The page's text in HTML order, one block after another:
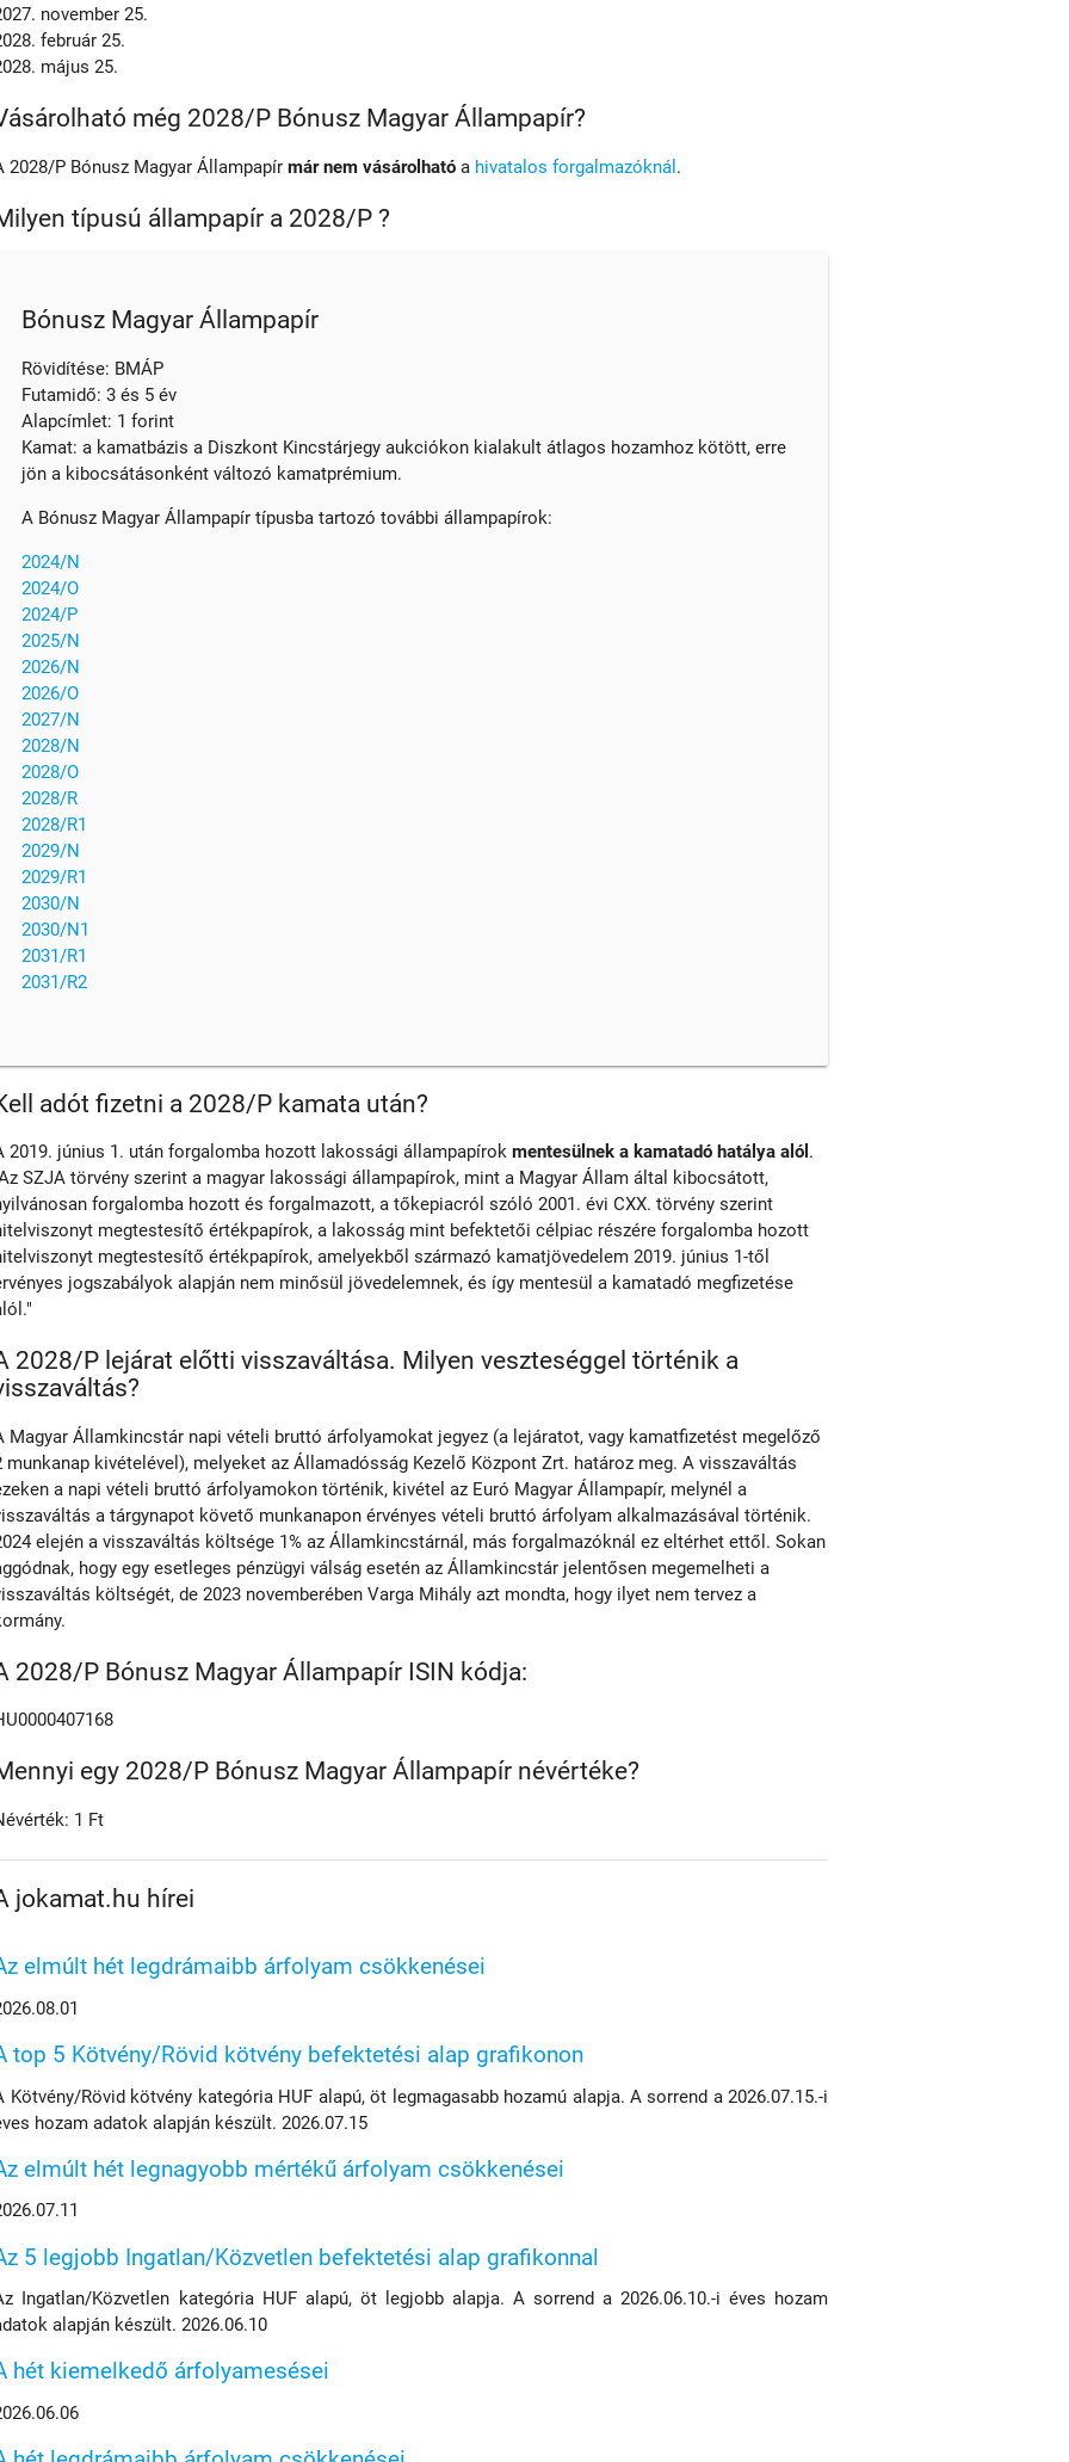
november 25.
február 25.
május 25.
még 2028/P Bónusz Magyar Állampapír?
2028/P Bónusz Magyar Állampapírmár nem vásárolható a hivatalos forgalmazóknál .
típusú állampapír a 2028/P ?
Bónusz Magyar Állampapír
Rövidítése: BMÁP
Futamidő: 3 és 5 év
Alapcímlet: 1 forint
Kamat: a kamatbázis a Diszkont Kincstárjegy aukciókon kialakult átlagos hozamhoz kötött, erre
jön a kibocsátásonként változó kamatprémium.
A Bónusz Magyar Állampapír típusba tartozó további állampapírok:
2024/N
2024/O
2024/P
2025/N
2026/N
2026/O
2027/N
2028/N
2028/O
2028/R
2028/R1
2029/N
2029/R1
2030/N
2030/N1
2031/R1
2031/R2
adót fizetni a 2028/P kamata után?
2019. június 1. után forgalomba hozott lakossági állampapírokmentesülnek a kamatadó hatálya alól .
SZJA törvény szerint a magyar lakossági állampapírok, mint a Magyar Állam által kibocsátott,
forgalomba hozott és forgalmazott, a tőkepiacról szóló 2001. évi CXX. törvény szerint
megtestesítő értékpapírok, a lakosság mint befektetői célpiac részére forgalomba hozott
megtestesítő értékpapírok, amelyekből származó kamatjövedelem 2019. június 1-től
jogszabályok alapján nem minősül jövedelemnek, és így mentesül a kamatadó megfizetése
2028/P lejárat előtti visszaváltása. Milyen veszteséggel történik a
Magyar Államkincstár napi vételi bruttó árfolyamokat jegyez (a lejáratot, vagy kamatfizetést megelőző
munkanap kivételével), melyeket az Államadósság Kezelő Központ Zrt. határoz meg. A visszaváltás
a napi vételi bruttó árfolyamokon történik, kivétel az Euró Magyar Állampapír, melynél a
a tárgynapot követő munkanapon érvényes vételi bruttó árfolyam alkalmazásával történik.
elején a visszaváltás költsége 1% az Államkincstárnál, más forgalmazóknál ez eltérhet ettől. Sokan
hogy egy esetleges pénzügyi válság esetén az Államkincstár jelentősen megemelheti a
költségét, de 2023 novemberében Varga Mihály azt mondta, hogy ilyet nem tervez a
2028/P Bónusz Magyar Állampapír ISIN kódja:
egy 2028/P Bónusz Magyar Állampapír névértéke?
1 Ft
jokamat.hu hírei
elmúlt hét legdrámaibb árfolyam csökkenései
top 5 Kötvény/Rövid kötvény befektetési alap grafikonon
Kötvény/Rövid kötvény kategória HUF alapú, öt legmagasabb hozamú alapja. A sorrend a 2026.07.15.-i
hozam adatok alapján készült. 2026.07.15
elmúlt hét legnagyobb mértékű árfolyam csökkenései
5 legjobb Ingatlan/Közvetlen befektetési alap grafikonnal
Ingatlan/Közvetlen kategória HUF alapú, öt legjobb alapja. A sorrend a 2026.06.10.-i éves hozam
alapján készült. 2026.06.10
hét kiemelkedő árfolyamesései